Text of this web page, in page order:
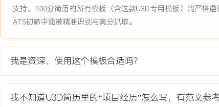
界》
公司战略级大型多人在线角色扮演游戏项目，采用Unity引擎开发，
模XXX人，开发周期XX个月。
1.渲染管线优化：主导URP渲染管线定制，针对移动端优化光照模型
多分辨率渲染适配，将高端机画质表现提升XXX%的同时，确保低端
支持。100分简历的所有模板（含这款U3D专用模板）均严格
ATS初筛中能被精准识别与高分抓取。
我是资深，使用这个模板合适吗？
我不知道U3D简历里的“项目经历”怎么写，有范文参